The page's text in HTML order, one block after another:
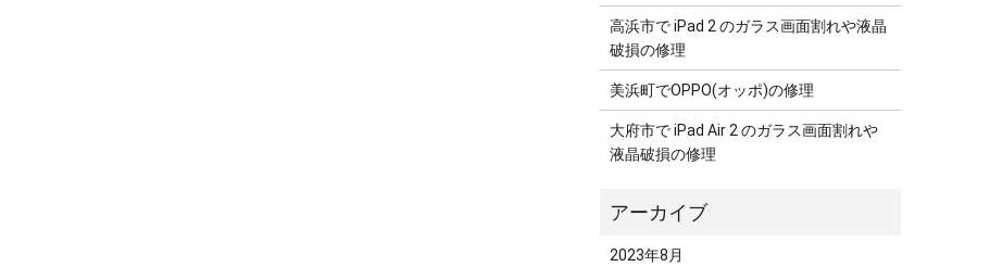
高浜市で iPad 2 のガラス画面割れや液晶
破損の修理
美浜町でOPPO(オッポ)の修理
大府市で iPad Air 2 のガラス画面割れや
液晶破損の修理
2023年8月